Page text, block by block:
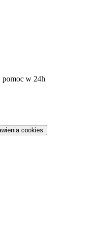
pomoc w 24h
cookies